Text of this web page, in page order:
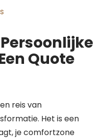
Quote
reis van
Het is een
je comfortzone